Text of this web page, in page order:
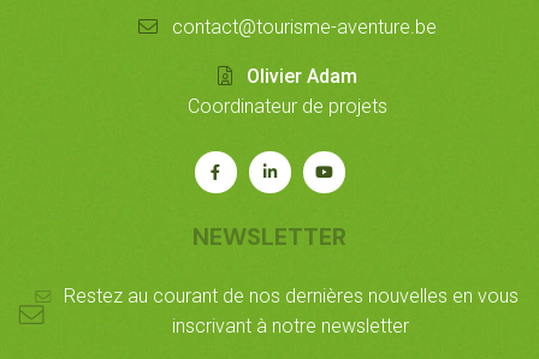
contact@tourisme-aventure.be
Olivier Adam
Coordinateur de projets
Rejoignez-
sur
Facebook
Rejoignez-
sur
LinkedIn
Notre
Youtube
NEWSLETTER
Restez au courant de nos dernières nouvelles en vous
inscrivant à notre newsletter